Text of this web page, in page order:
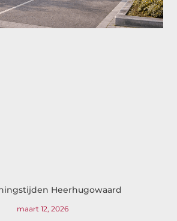
Heerhugowaard
maart 12, 2026